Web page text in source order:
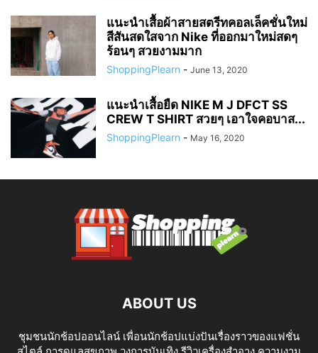
แนะนำเสื้อผ้าสายสตรีทคอลเล็คชั่นใหม่
สีสันสดใสจาก Nike ที่ออกมาใหม่สดๆ
ร้อนๆ สวยงามมาก
ShoppingPlearn - June 13, 2020
แนะนำเสื้อยืด NIKE M J DFCT SS
CREW T SHIRT สวยๆ เอาใจคอบาส...
ShoppingPlearn - May 16, 2020
ABOUT US
ชุมชนนักช้อปออนไลน์ เพื่อนนักช้อปแบ่งปันเรื่องราวของแฟชั่น